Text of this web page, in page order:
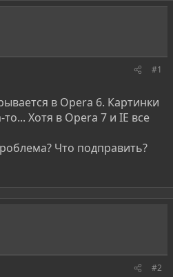
#1
в Opera 6. Картинки
Хотя в Opera 7 и IE все
Что подправить?
#2